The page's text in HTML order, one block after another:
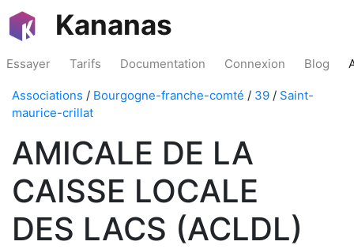
Kananas
Essayer Tarifs Documentation Connexion Blog
Associations / Bourgogne-franche-comté / 39 / Saint-
maurice-crillat
AMICALE DE LA
CAISSE LOCALE
DES LACS (ACLDL)